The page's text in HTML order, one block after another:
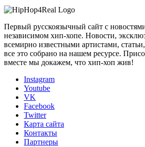
Первый русскоязычный сайт с
независимом хип-хопе. Новости,
всемирно известными артистами,
все это собрано на нашем ресурсе.
вместе мы докажем, что хип-хоп жив!
Instagram
Youtube
VK
Facebook
Twitter
Карта сайта
Контакты
Партнеры